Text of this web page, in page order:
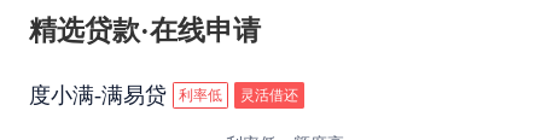
买房贷款的态度。一般而言，银行对贷款的态度比
精选贷款·在线申请
度小满-满易贷 利率低 灵活借还